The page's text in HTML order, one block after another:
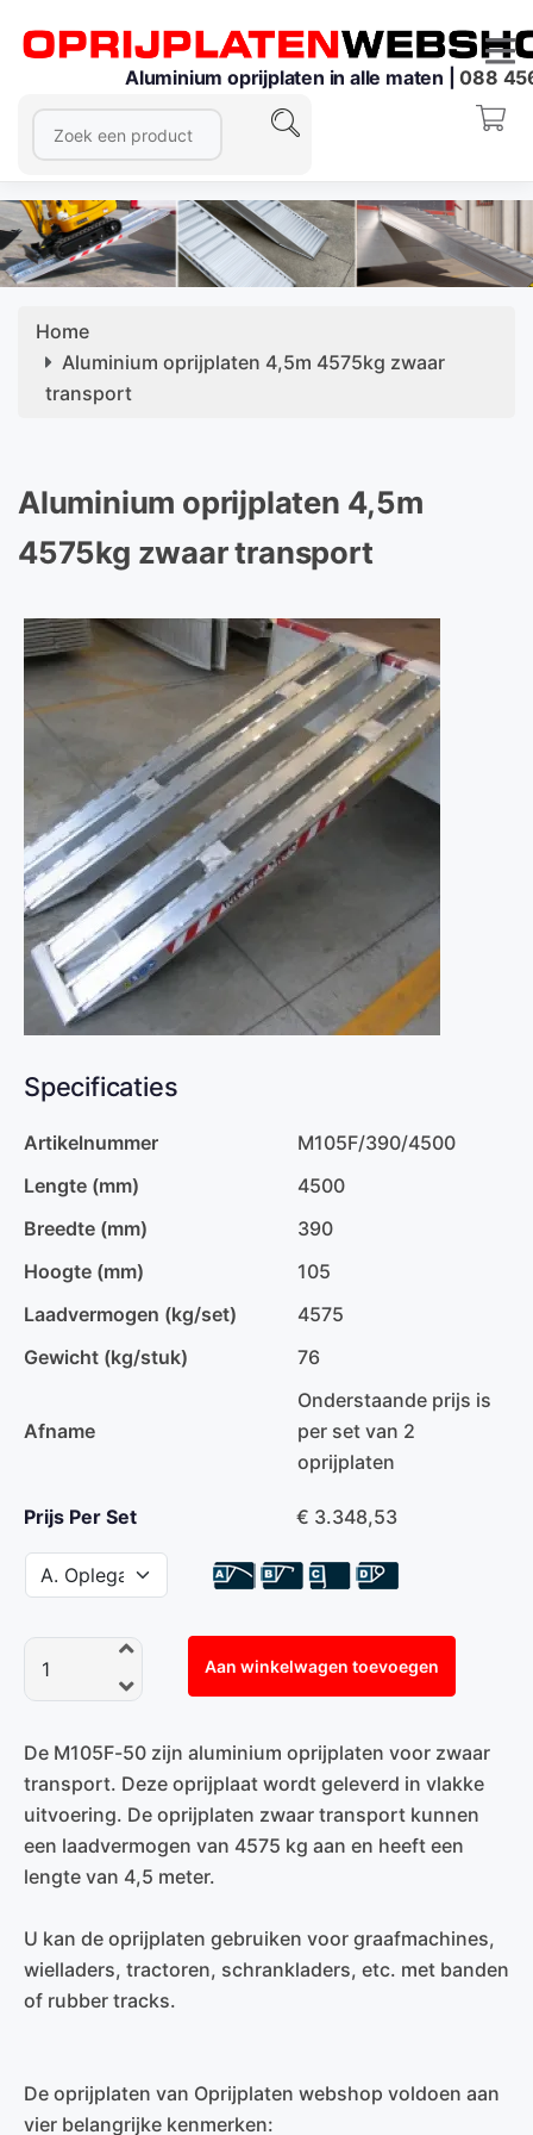
Aluminium oprijplaten in alle maten |088
Home
Aluminium oprijplaten 4,5m 4575kg zwaar
transport
Aluminium oprijplaten 4,5m
4575kg zwaar transport
Specificaties
Artikelnummer
M105F/390/4500
Lengte (mm)
4500
Breedte (mm)
390
Hoogte (mm)
105
Laadvermogen (kg/set)
4575
Gewicht (kg/stuk)
76
Afname
Onderstaande prijs is
per set van 2
oprijplaten
Prijs Per Set € 3.348,53
Aan winkelwagen toevoegen
De M105F-50 zijn aluminium oprijplaten voor zwaar
transport. Deze oprijplaat wordt geleverd in vlakke
uitvoering. De oprijplaten zwaar transport kunnen
een laadvermogen van 4575 kg aan en heeft een
lengte van 4,5 meter.
U kan de oprijplaten gebruiken voor graafmachines,
wielladers, tractoren, schrankladers, etc. met banden
of rubber tracks.
De oprijplaten van Oprijplaten webshop voldoen aan
vier belangrijke kenmerken: